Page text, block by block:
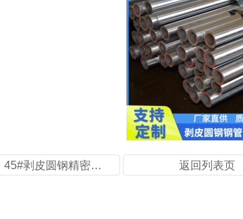
上一个：45#剥皮圆钢精密管铁管空心圆钢 返回列表页